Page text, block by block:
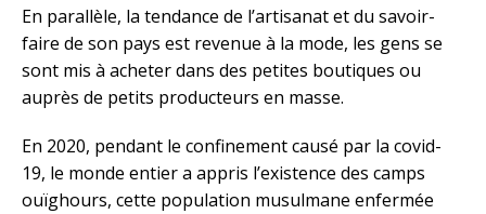
En parallèle, la tendance de l’artisanat et du savoir-
faire de son pays est revenue à la mode, les gens se
sont mis à acheter dans des petites boutiques ou
auprès de petits producteurs en masse.
En 2020, pendant le confinement causé par la covid-
19, le monde entier a appris l’existence des camps
ouïghours, cette population musulmane enfermée